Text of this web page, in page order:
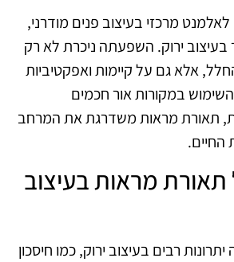
מרכזי בעיצוב פנים מודרני,
ירוק. השפעתה ניכרת לא רק
אלא גם על קיימות ואפקטיביות
במקורות אור חכמים
תאורת מראות משדרגת את המרחב
החיים.
תאורת מראות בעיצוב
רבים בעיצוב ירוק, כמו חיסכון